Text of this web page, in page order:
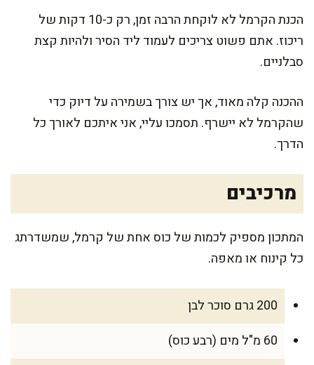
הכנת הקרמל לא לוקחת הרבה זמן, רק כ-10 דקות של
ריכוז. אתם פשוט צריכים לעמוד ליד הסיר ולהיות קצת
סבלניים.
ההכנה קלה מאוד, אך יש צורך בשמירה על דיוק כדי
שהקרמל לא יישרף. תסמכו עליי, אני איתכם לאורך כל
הדרך.
מרכיבים
המתכון מספיק לכמות של כוס אחת של קרמל, שמשדרתג
כל קינוח או מאפה.
200 גרם סוכר לבן
60 מ"ל מים (רבע כוס)